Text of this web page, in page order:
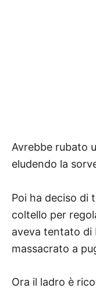
Avrebbe rubato
eludendo la
Poi ha deciso di
coltello per
aveva tentato di
massacrato a
Ora il ladro è